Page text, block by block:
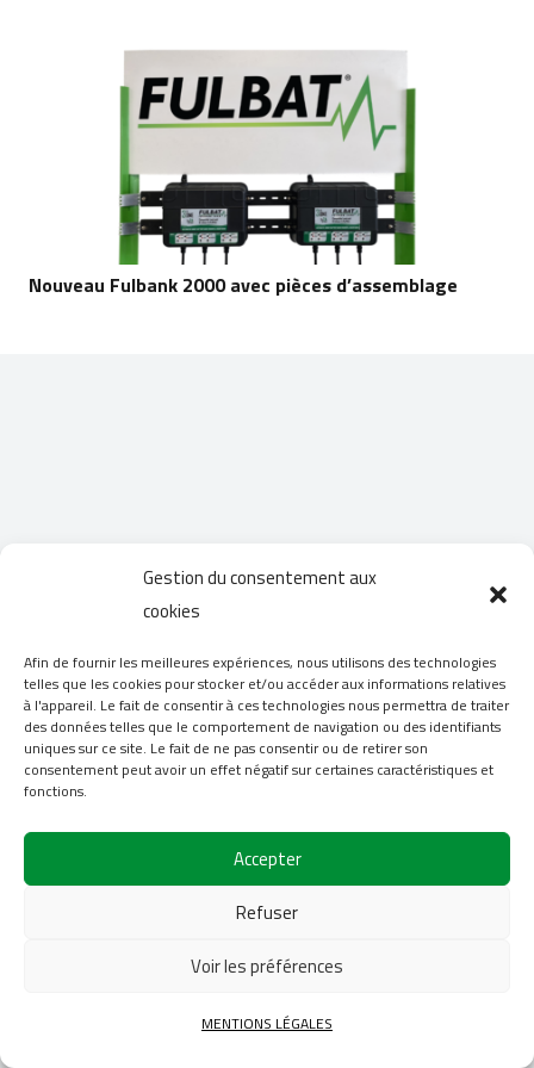
Gestion du consentement aux
cookies
Afin de fournir les meilleures expériences, nous utilisons des technologies
telles que les cookies pour stocker et/ou accéder aux informations relatives
à l'appareil. Le fait de consentir à ces technologies nous permettra de traiter
des données telles que le comportement de navigation ou des identifiants
uniques sur ce site. Le fait de ne pas consentir ou de retirer son
consentement peut avoir un effet négatif sur certaines caractéristiques et
fonctions.
Accepter
Refuser
Voir les préférences
MENTIONS LÉGALES
Nouveau Fulbank 2000 avec pièces d’assemblage